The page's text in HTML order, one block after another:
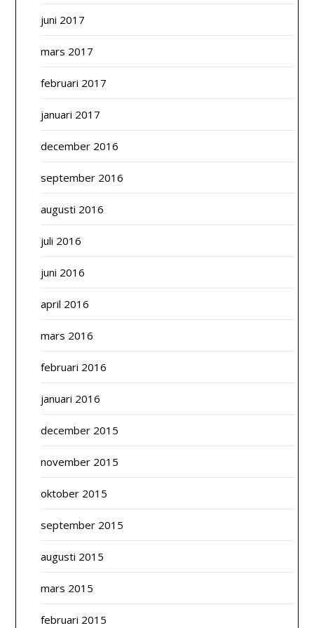
juni 2017
mars 2017
februari 2017
januari 2017
december 2016
september 2016
augusti 2016
juli 2016
juni 2016
april 2016
mars 2016
februari 2016
januari 2016
december 2015
november 2015
oktober 2015
september 2015
augusti 2015
mars 2015
februari 2015